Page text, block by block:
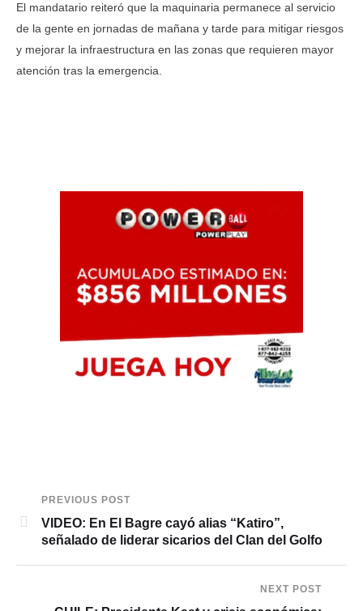
El mandatario reiteró que la maquinaria permanece al servicio
de la gente en jornadas de mañana y tarde para mitigar riesgos
y mejorar la infraestructura en las zonas que requieren mayor
atención tras la emergencia.
PREVIOUS POST
VIDEO: En El Bagre cayó alias “Katiro”,
señalado de liderar sicarios del Clan del Golfo
NEXT POST